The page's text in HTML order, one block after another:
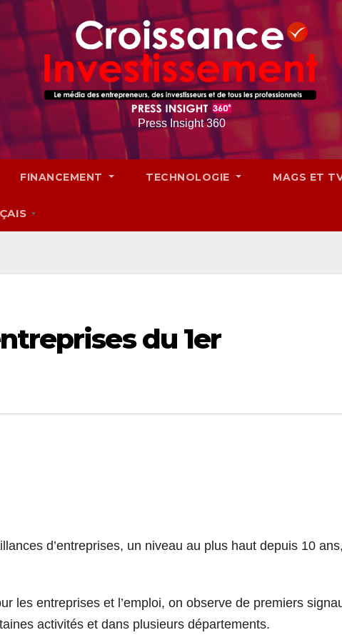
Press Insight 360
FINANCEMENT TECHNOLOGIE MAGS ET
▼
du 1er
d’entreprises, un niveau au plus haut depuis 10
les entreprises et l’emploi, on observe de premiers
activités et dans plusieurs départements.